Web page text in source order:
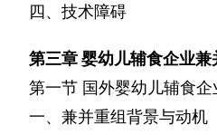
四、技术障碍
第三章婴幼儿辅食企业
第一节 国外婴幼儿辅食
一、兼并重组背景与动机